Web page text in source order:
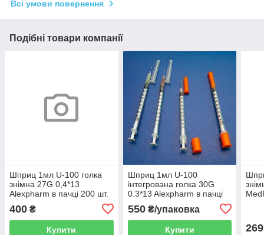
Всі умови повернення
Подібні товари компанії
Шприц 1мл U-100 голка
знімна 27G 0,4*13
Alexpharm в пачці 200 шт.
400 ₴
Купити
Шприц 1мл U-100
інтегрована голка 30G
0.3*13 Alexpharm в пачці
550₴/упаковка
Купити 269